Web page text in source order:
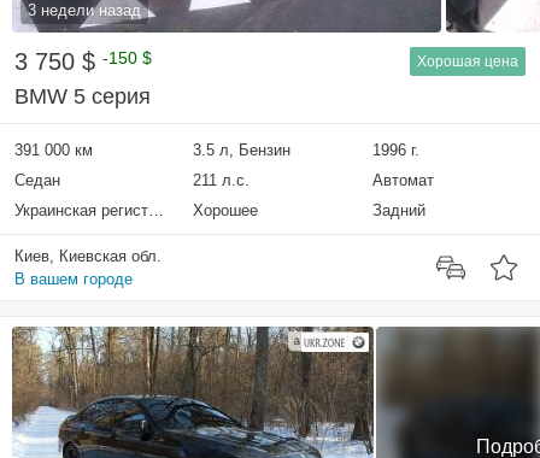
3 недели назад
3 750 $ -150 $ Хорошая цена
BMW 5 серия
391 000 км 3.5 л, Бензин
1996 г.
Седан
211 л.с.
Автомат
Украинская регистрация
Хорошее Задний
Киев, Киевская обл.
В вашем городе